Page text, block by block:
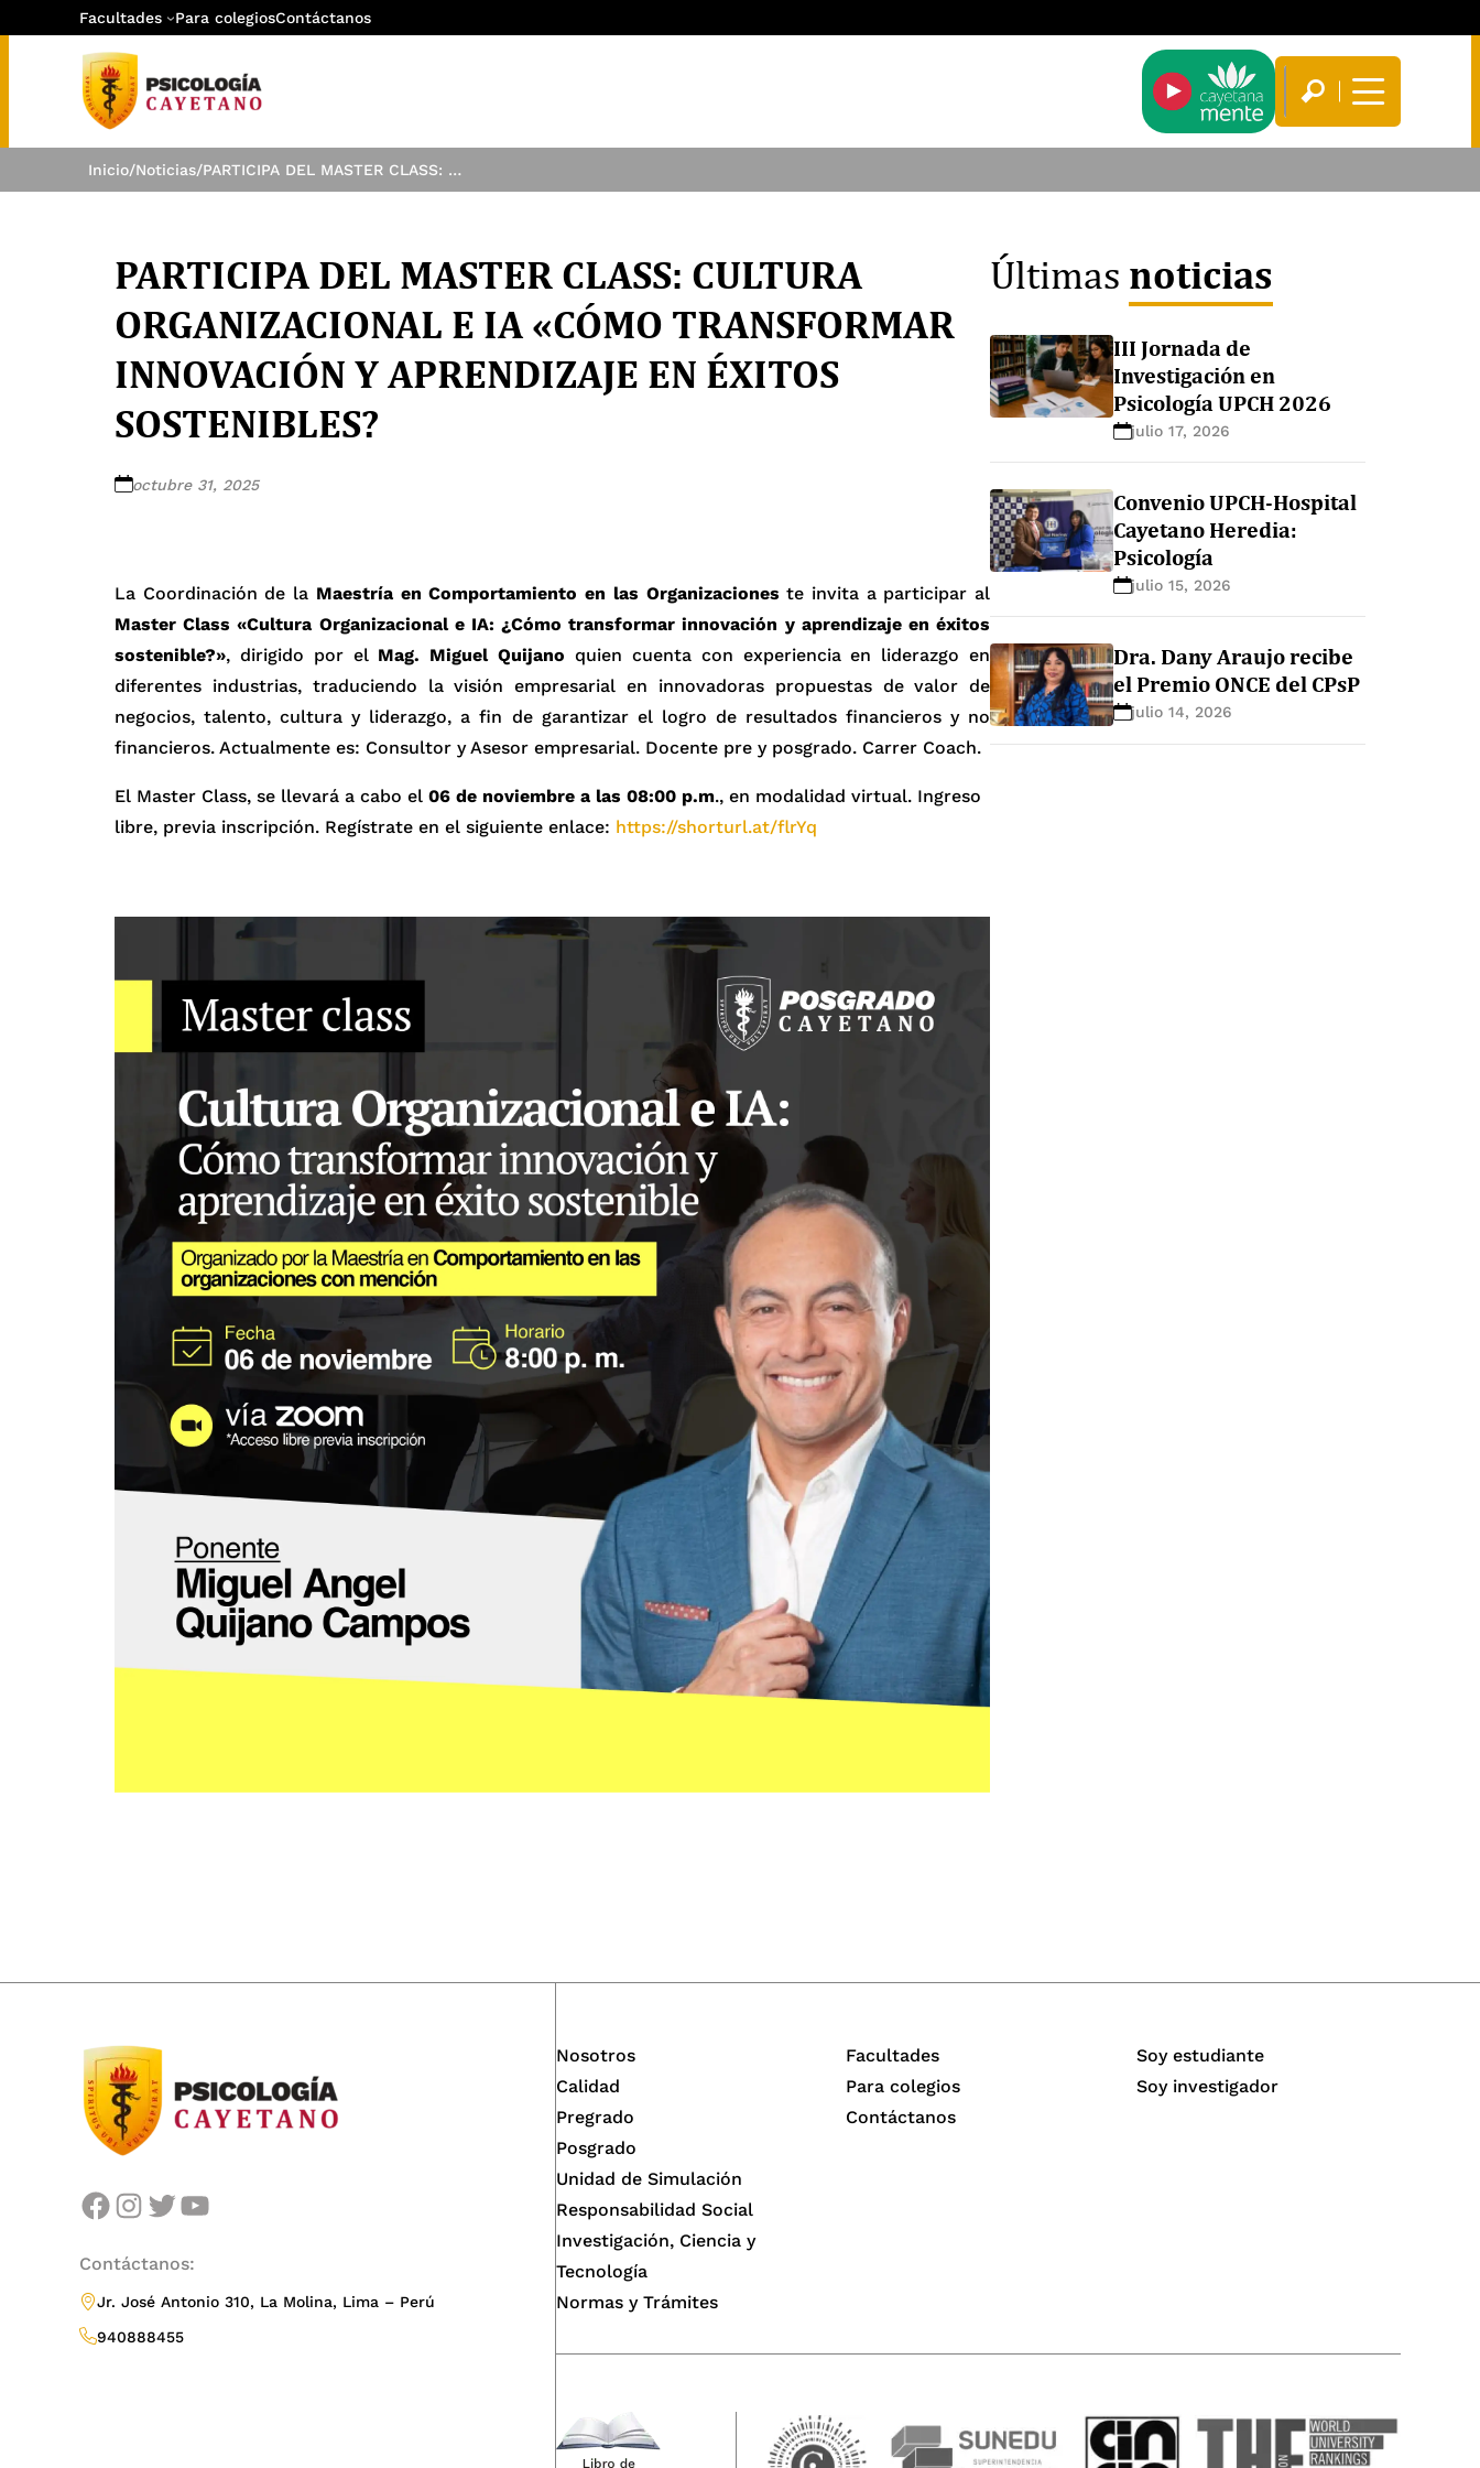
Facultades Para colegiosContáctanos
Inicio/Noticias/ PARTICIPA DEL MASTER CLASS: CULTURA ORGANIZACIONAL E IA «CÓMO TRANSFORMAR INNOVACIÓN Y APRENDIZAJE EN ÉXITOS SOSTENIBLES?
PARTICIPA DEL MASTER CLASS: CULTURA
ORGANIZACIONAL E IA «CÓMO TRANSFORMAR
INNOVACIÓN Y APRENDIZAJE EN ÉXITOS
SOSTENIBLES?
octubre 31, 2025
La Coordinación de la Maestría en Comportamiento en las Organizaciones te invita a participar al
Master Class «Cultura Organizacional e IA: ¿Cómo transformar innovación y aprendizaje en éxitos
sostenible?», dirigido por el Mag. Miguel Quijano quien cuenta con experiencia en liderazgo en
diferentes industrias, traduciendo la visión empresarial en innovadoras propuestas de valor de
negocios, talento, cultura y liderazgo, a fin de garantizar el logro de resultados financieros y no
financieros. Actualmente es: Consultor y Asesor empresarial. Docente pre y posgrado. Carrer Coach.
El Master Class, se llevará a cabo el 06 de noviembre a las 08:00 p.m., en modalidad virtual. Ingreso
libre, previa inscripción. Regístrate en el siguiente enlace: https://shorturl.at/flrYq
Últimas noticias
III Jornada de
Investigación en
Psicología UPCH 2026
julio 17, 2026
Convenio UPCH-Hospital
Cayetano Heredia:
Psicología
julio 15, 2026
Dra. Dany Araujo recibe
el Premio ONCE del CPsP
julio 14, 2026
facebook instagram twitter youtube
Contáctanos:
Jr. José Antonio 310, La Molina, Lima – Perú
940888455
Nosotros
Calidad
Pregrado
Posgrado
Unidad de Simulación
Responsabilidad Social
Investigación, Ciencia y
Tecnología
Normas y Trámites
Facultades
Para colegios
Contáctanos
Soy estudiante
Soy investigador